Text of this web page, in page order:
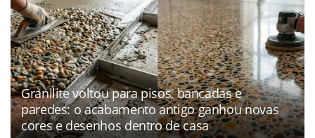
Granilite voltou para pisos, bancadas e
paredes: o acabamento antigo ganhou novas
cores e desenhos dentro de casa